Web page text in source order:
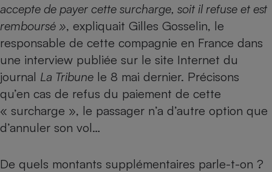
accepte de payer cette surcharge, soit il refuse et est
remboursé », expliquait Gilles Gosselin, le
responsable de cette compagnie en France dans
une interview publiée sur le site Internet du
journal La Tribune le 8 mai dernier. Précisons
qu’en cas de refus du paiement de cette
« surcharge », le passager n’a d’autre option que
d’annuler son vol…
De quels montants supplémentaires parle-t-on ?